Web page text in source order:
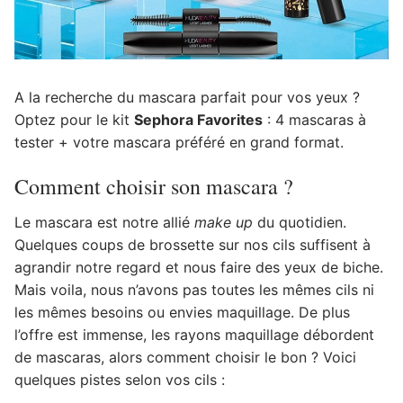
A la recherche du mascara parfait pour vos yeux ?
Optez pour le kit Sephora Favorites : 4 mascaras à
tester + votre mascara préféré en grand format.
Comment choisir son mascara ?
Le mascara est notre allié make up du quotidien.
Quelques coups de brossette sur nos cils suffisent à
agrandir notre regard et nous faire des yeux de biche.
Mais voila, nous n’avons pas toutes les mêmes cils ni
les mêmes besoins ou envies maquillage. De plus
l’offre est immense, les rayons maquillage débordent
de mascaras, alors comment choisir le bon ? Voici
quelques pistes selon vos cils :